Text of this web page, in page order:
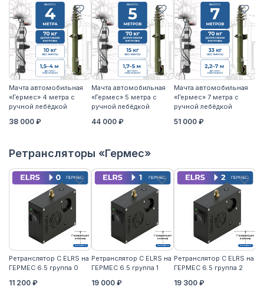
Мачта автомобильная
«Гермес» 4 метра с
ручной лебёдкой
38 000 ₽
Мачта автомобильная
«Гермес» 5 метра с
ручной лебёдкой
44 000 ₽
Мачта автомобильная
«Гермес» 7 метра с
ручной лебёдкой
51 000 ₽
Ретрансляторы «Гермес»
Ретранслятор С ELRS на
ГЕРМЕС 6.5 группа 0
11 200 ₽
Ретранслятор С ELRS на
ГЕРМЕС 6.5 группа 1
19 000 ₽
Ретранслятор С ELRS на
ГЕРМЕС 6.5 группа 2
19 300 ₽